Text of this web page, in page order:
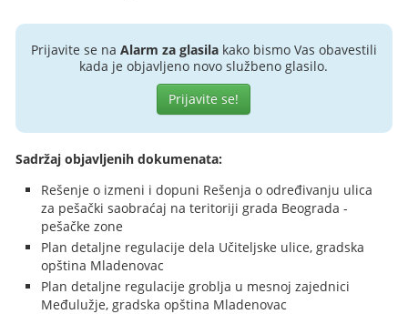
Prijavite se na Alarm za glasilakako bismo Vas obavestili
kada je objavljeno novo službeno glasilo.
Prijavite se!
Sadržaj objavljenih dokumenata:
Rešenje o izmeni i dopuni Rešenja o određivanju ulica
za pešački saobraćaj na teritoriji grada Beograda -
pešačke zone
Plan detaljne regulacije dela Učiteljske ulice, gradska
opština Mladenovac
Plan detaljne regulacije groblja u mesnoj zajednici
Međulužje, gradska opština Mladenovac